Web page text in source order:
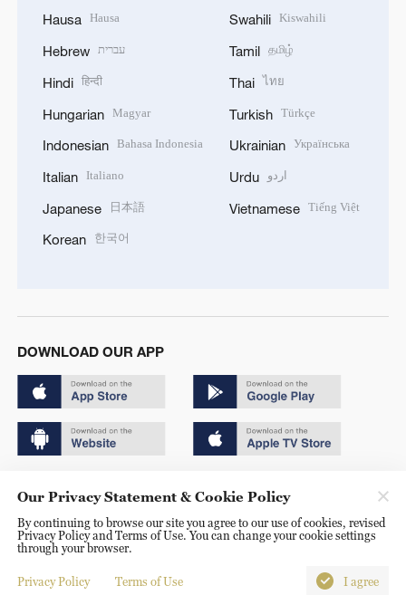
Hausa Hausa
Hebrew עברית
Hindi हिन्दी
Hungarian Magyar
Indonesian Bahasa Indonesia
Italian Italiano
Japanese 日本語
Korean 한국어
Swahili Kiswahili
Tamil தமிழ்
Thai ไทย
Turkish Türkçe
Ukrainian Українська
Urdu اردو
Vietnamese Tiếng Việt
DOWNLOAD OUR APP
京ICP备20000184号
京公网安备 11010502050052号
Disinformation report hotline: 010-85061466
Our Privacy Statement & Cookie Policy
By continuing to browse our site you agree to our use of cookies, revised
Privacy Policy and Terms of Use. You can change your cookie settings
through your browser.
Privacy Policy Terms of Use I agree